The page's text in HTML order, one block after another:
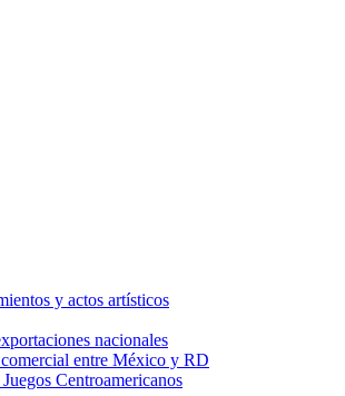
y actos artísticos
nacionales
entre México y RD
Centroamericanos